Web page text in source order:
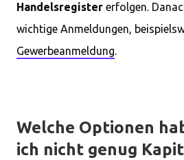
Handelsregister erfolgen.
wichtige Anmeldungen,
Gewerbeanmeldung.
Welche Optionen
ich nicht genug